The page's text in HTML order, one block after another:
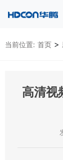
当前位置: 首页 >
高清视